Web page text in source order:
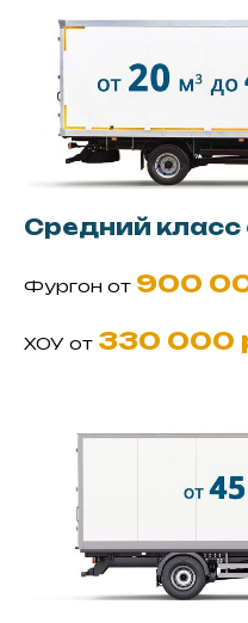
Средний класс
Фургон от 900
ХОУ от 330 000